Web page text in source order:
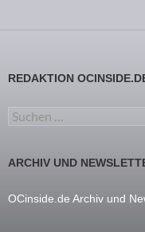
REDAKTION
Suchen nach:
ARCHIV UND
OCinside.de Archiv und